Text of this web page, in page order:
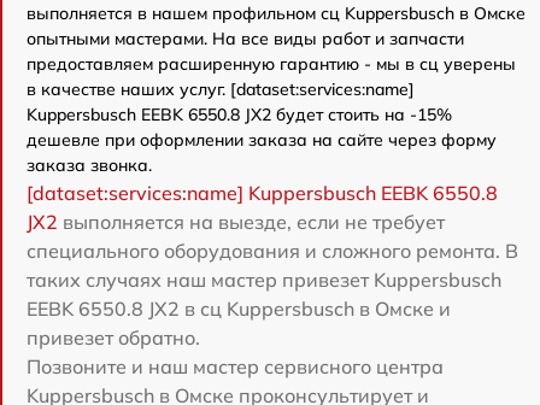
выполняется в нашем профильном сц Kuppersbusch в Омске
опытными мастерами. На все виды работ и запчасти
предоставляем расширенную гарантию - мы в сц уверены
в качестве наших услуг. [dataset:services:name]
Kuppersbusch EEBK 6550.8 JX2 будет стоить на -15%
дешевле при оформлении заказа на сайте через форму
заказа звонка.
[dataset:services:name] Kuppersbusch EEBK 6550.8
JX2 выполняется на выезде, если не требует
специального оборудования и сложного ремонта. В
таких случаях наш мастер привезет Kuppersbusch
EEBK 6550.8 JX2 в сц Kuppersbusch в Омске и
привезет обратно.
Позвоните и наш мастер сервисного центра
Kuppersbusch в Омске проконсультирует и